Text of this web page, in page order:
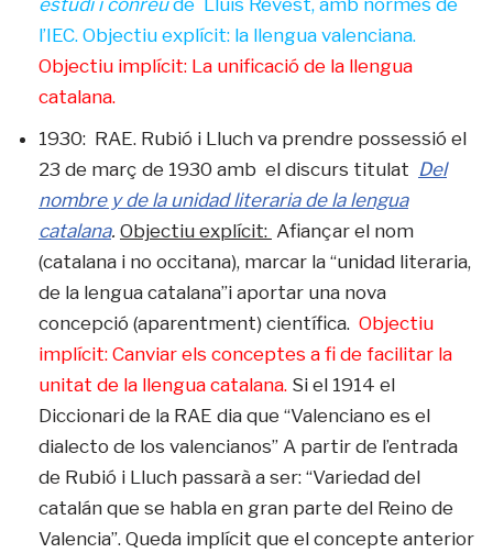
estudi i conreude Lluís Revest, amb normes de
l’IEC. Objectiu explícit: la llengua valenciana.
Objectiu implícit: La unificació de la llengua
catalana.
1930: RAE. Rubió i Lluch va prendre possessió el
23 de març de 1930 amb el discurs titulat Del
nombre y de la unidad literaria de la lengua
catalana. Objectiu explícit: Afiançar el nom
(catalana i no occitana), marcar la “unidad literaria,
de la lengua catalana”i aportar una nova
concepció (aparentment) científica. Objectiu
implícit: Canviar els conceptes a fi de facilitar la
unitat de la llengua catalana. Si el 1914 el
Diccionari de la RAE dia que “Valenciano es el
dialecto de los valencianos” A partir de l’entrada
de Rubió i Lluch passarà a ser: “Variedad del
catalán que se habla en gran parte del Reino de
Valencia”. Queda implícit que el concepte anterior